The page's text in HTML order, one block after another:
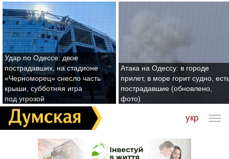
Удар по Одессе: двое
пострадавших, на стадионе
«Черноморец» снесло часть
крыши, субботняя игра
под угрозой
Атака на Одессу: в городе
прилет, в море горит судно,
пострадавшие (обновлено,
фото)
укр